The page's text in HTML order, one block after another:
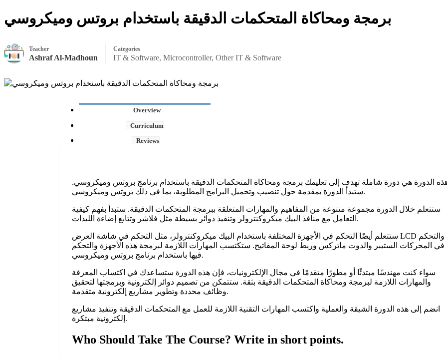
برمجة ومحاكاة المتحكمات الدقيقة باستخدام بروتس وميكروسي
Teacher
Ashraf Al-Madhoun
Categories
IT & Software, Microcontroller, Other IT & Software
Overview
Curriculum
Reviews
الدورة هي دورة شاملة تهدف إلى تعليمك برمجة ومحاكاة المتحكمات الدقيقة باستخدام برنامج بروتس وميكروسي.
ستبدأ الدورة بمقدمة حول تنصيب وتحميل البرامج المطلوبة، بما في ذلك بروتس وميكروسي.
ستتعلم خلال الدورة مجموعة متنوعة من المفاهيم والمهارات المتعلقة ببرمجة المتحكمات الدقيقة. ستبدأ بفهم كيفية
التعامل مع منافذ البيك ميكروكنترولر وتنفيذ دوائر بسيطة مثل فلاشر وتتابع إضاءة الليدات.
ستتعلم أيضًا التحكم في الأجهزة المختلفة باستخدام البيك ميكروكنترولر، مثل التحكم في شاشة العرض LCD والتحكم
في المحركات الستيبر والدوت ماتركس وربط لوحة المفاتيح. ستكتسب المهارات اللازمة لبرمجة هذه الأجهزة والتحكم
فيها باستخدام برنامج بروتس وميكروسي.
سواء كنت مهندسًا مبتدئًا أو مطورًا متقدمًا في مجال الإلكترونيات، فإن هذه الدورة ستساعدك في اكتساب المعرفة
والمهارات اللازمة لبرمجة ومحاكاة المتحكمات الدقيقة بثقة. ستتمكن من تصميم دوائر إلكترونية وبرمجتها لتحقيق
وظائف محددة وتطوير مشاريع إلكترونية متقدمة.
انضم إلى هذه الدورة الشيقة والعملية واكتسب المهارات التقنية اللازمة للعمل مع المتحكمات الدقيقة وتنفيذ مشاريع
إلكترونية مبتكرة.
Who Should Take The Course? Write in short points.